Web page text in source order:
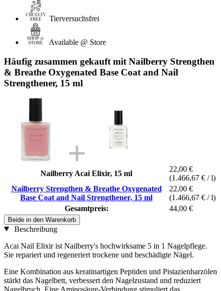
Tierversuchsfrei
Available @ Store
Häufig zusammen gekauft mit Nailberry Strengthen
& Breathe Oxygenated Base Coat and Nail
Strengthener, 15 ml
Nailberry Acai Elixir, 15 ml
22,00 €
(1.466,67 € / l)
Nailberry Strengthen & Breathe Oxygenated
Base Coat and Nail Strengthener, 15 ml
22,00 €
(1.466,67 € / l)
Gesamtpreis:
44,00 €
Beide in den Warenkorb
Beschreibung
Acai Nail Elixir ist Nailberry's hochwirksame 5 in 1 Nagelpflege.
Sie repariert und regeneriert trockene und beschädigte Nägel.
Eine Kombination aus keratinartigen Peptiden und Pistazienharzölen
stärkt das Nagelbett, verbessert den Nagelzustand und reduziert
Nagelbruch. Eine Aminosäure‐Verbindung stimuliert das